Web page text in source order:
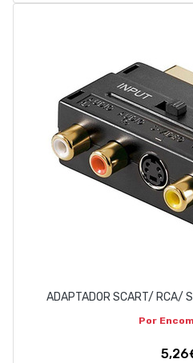
ADAPTADOR SCART/ RCA/
Por